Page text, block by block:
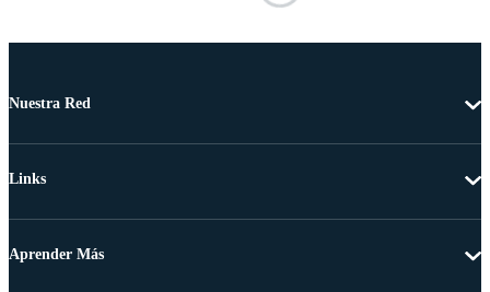
Nuestra Red
Links
Aprender Más